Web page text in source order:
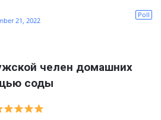
Poll
21, 2022
челен домашних
соды